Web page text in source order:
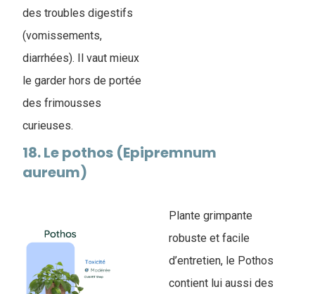
des troubles digestifs
(vomissements,
diarrhées). Il vaut mieux
le garder hors de portée
des frimousses
curieuses.
18. Le pothos (Epipremnum
aureum)
Plante grimpante
robuste et facile
d’entretien, le Pothos
contient lui aussi des